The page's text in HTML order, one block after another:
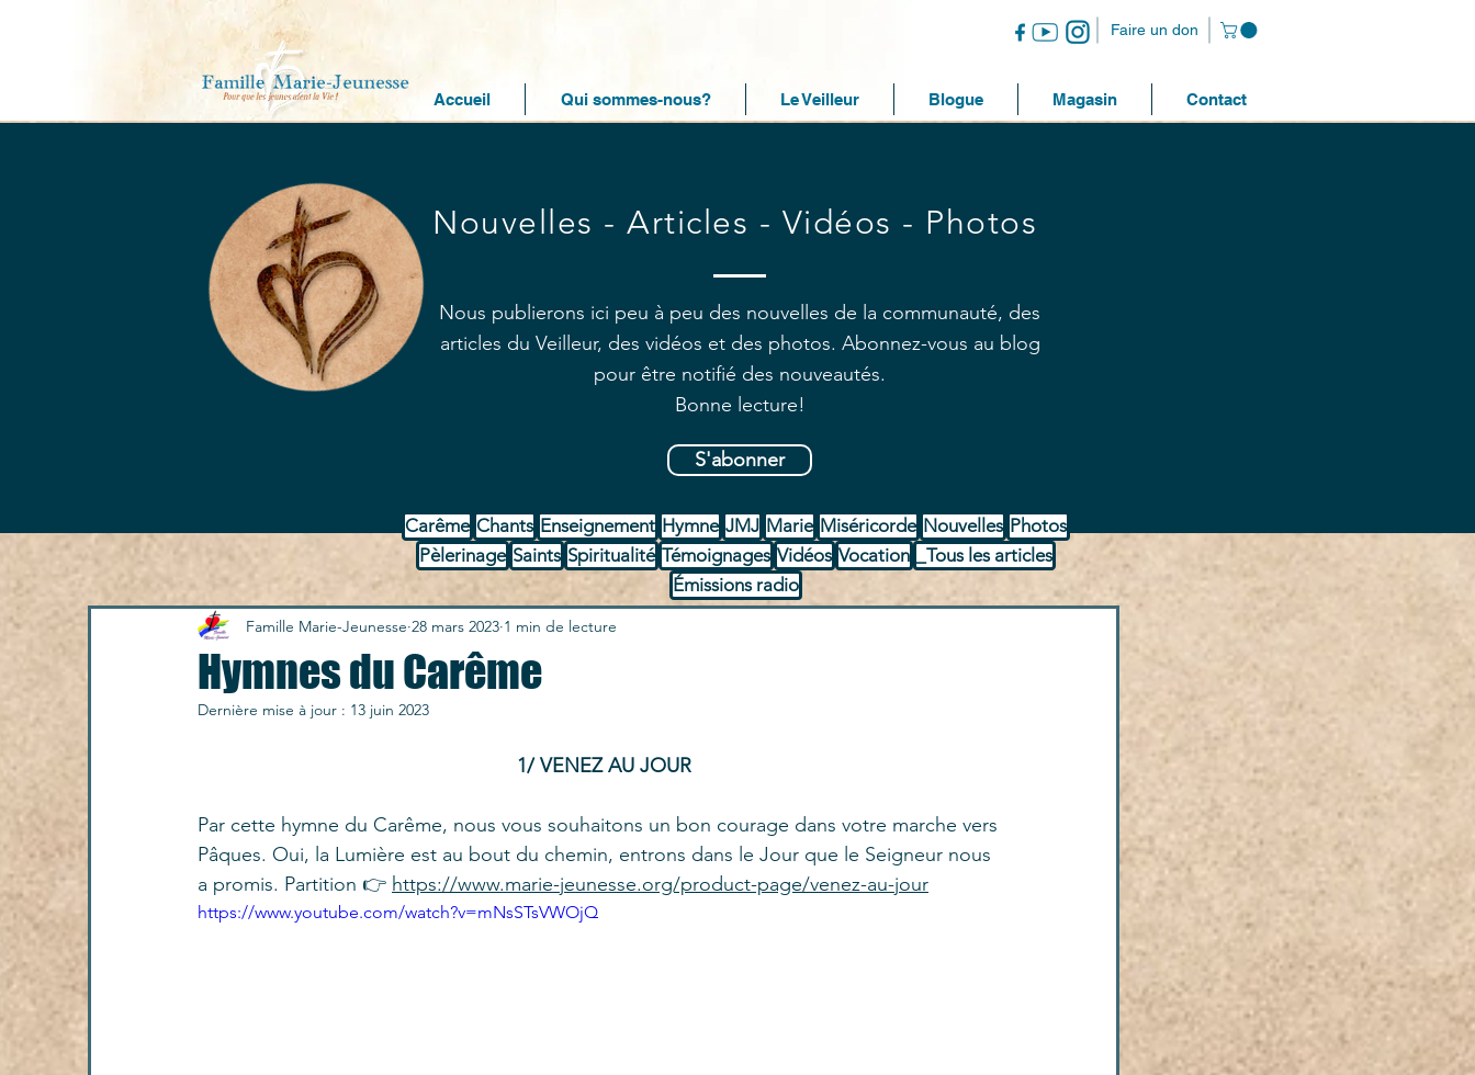
Faire un don
Accueil Qui sommes-nous? Le Veilleur Blogue Magasin Contact
Hymnes du Carême
Famille Marie-Jeunesse 28 mars 2023 1 min de lecture
Dernière mise à jour : 13 juin 2023
1/ VENEZ AU JOUR
Par cette hymne du Carême, nous vous souhaitons un bon courage dans votre marche vers
Pâques. Oui, la Lumière est au bout du chemin, entrons dans le Jour que le Seigneur nous
a promis. Partition 👉 https://www.marie-jeunesse.org/product-page/venez-au-jour
https://www.youtube.com/watch?v=mNsSTsVWOjQ
Nouvelles - Articles - Vidéos - Photos
Nous publierons ici peu à peu des nouvelles de la communauté, des
articles du Veilleur, des vidéos et des photos. Abonnez-vous au blog
pour être notifié des nouveautés.
Bonne lecture!
S'abonner
Carême Chants Enseignement Hymne JMJ Marie Miséricorde Nouvelles Photos
Pèlerinage Saints Spiritualité Témoignages Vidéos Vocation
_Tous les articles
Émissions radio